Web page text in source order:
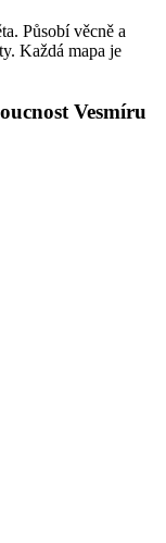
Působí věcně a
Každá mapa je
Vesmíru